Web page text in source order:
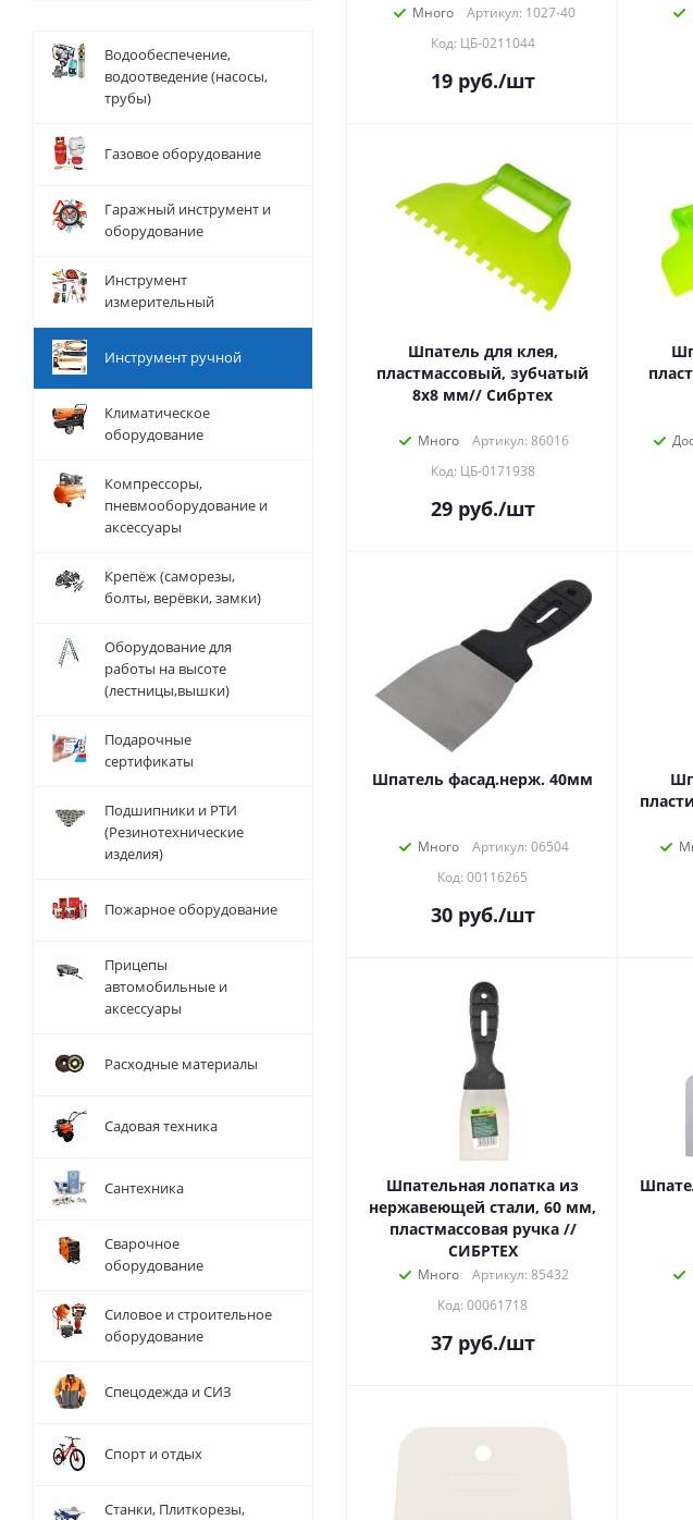
Много
Артикул: 1027-40
Код: ЦБ-0211044
19руб./шт
Шпатель для клея,
пластмассовый, зубчатый
8х8 мм// Сибртех
Много
Артикул: 86016
Код: ЦБ-0171938
29руб./шт
Шпатель фасад.нерж. 40мм
Много
Артикул: 06504
Код: 00116265
30руб./шт
Шпательная лопатка из
нержавеющей стали, 60 мм,
пластмассовая ручка //
СИБРТЕХ
Много
Артикул: 85432
Код: 00061718
37руб./шт
Водообеспечение,
водоотведение (насосы,
трубы)
Газовое оборудование
Гаражный инструмент и
оборудование
Инструмент
измерительный
Инструмент ручной
Климатическое
оборудование
Компрессоры,
пневмооборудование и
аксессуары
Крепёж (саморезы,
болты, верёвки, замки)
Оборудование для
работы на высоте
(лестницы,вышки)
Подарочные
сертификаты
Подшипники и РТИ
(Резинотехнические
изделия)
Пожарное оборудование
Прицепы
автомобильные и
аксессуары
Расходные материалы
Садовая техника
Сантехника
Сварочное
оборудование
Силовое и строительное
оборудование
Спецодежда и СИЗ
Спорт и отдых
Станки, Плиткорезы,